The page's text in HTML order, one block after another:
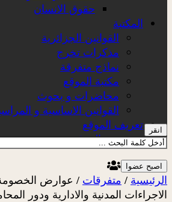
حقوق الانسان
المكتبة
القوانين الجزائرية
مذكرات تخرج
نماذج متفرقة
مكتبة الموقع
محاضرات و بحوث
القوانين الاساسية و
تعريف الموقع
عن الموقع
انقر
اصبح عضوا
الرئيسية / متفرقات / عوارض
الاجراءات المدنية والادارية ودور